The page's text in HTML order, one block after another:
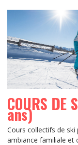
COURS DE
ans)
Cours collectifs de
ambiance familiale et